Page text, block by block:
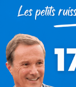
qui s'inscrira dans
réforme du
des dispositifs de
formes de dumping
circulation